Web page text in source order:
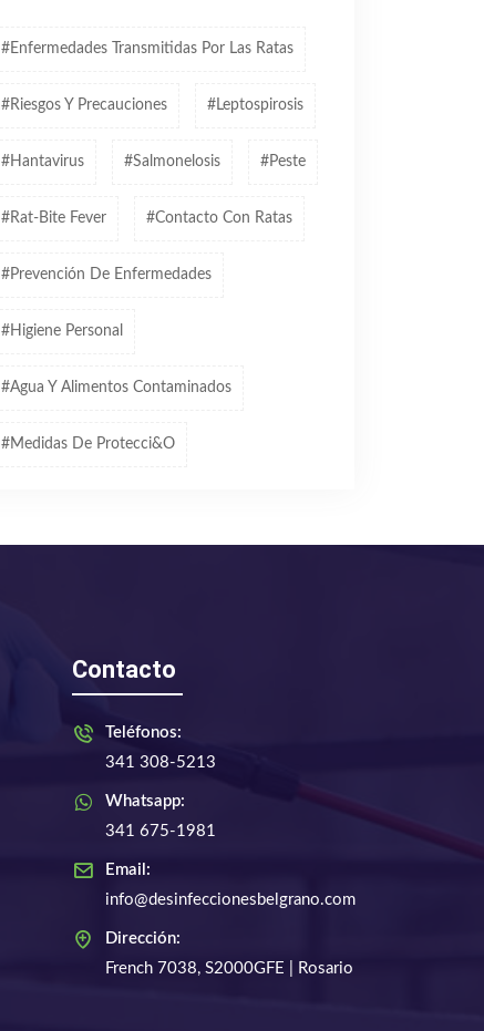
#Enfermedades Transmitidas Por Las Ratas
#Riesgos Y Precauciones #Leptospirosis
#Hantavirus #Salmonelosis #Peste
#Rat-Bite Fever #Contacto Con Ratas
#Prevención De Enfermedades
#Higiene Personal
#Agua Y Alimentos Contaminados
#Medidas De Protecci&o
Contacto
Teléfonos:
341 308-5213
Whatsapp:
341 675-1981
Email:
info@desinfeccionesbelgrano.com
Dirección:
French 7038, S2000GFE | Rosario